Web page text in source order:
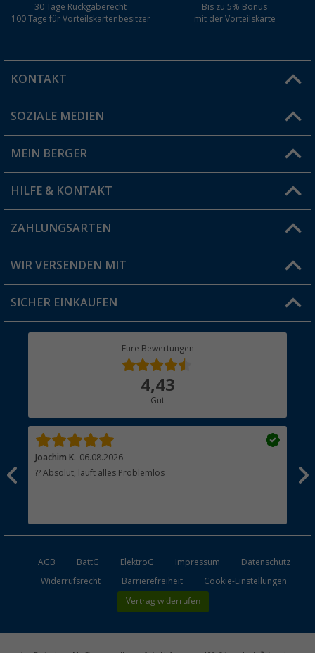
30 Tage Rückgaberecht
100 Tage für Vorteilskartenbesitzer
Bis zu 5% Bonus
mit der Vorteilskarte
KONTAKT
Du hast eine Frage?
Filiale finden
SOZIALE MEDIEN
MEIN BERGER
Vorteilskarte
Blog
Jobs & Karriere
HILFE & KONTAKT
FAQ & Kontakt
Versandinformationen
Rücksendung
ZAHLUNGSARTEN
WIR VERSENDEN MIT
SICHER EINKAUFEN
Eure Bewertungen
4,43
Gut
Joachim K. 06.08.2026
?? Absolut, läuft alles Problemlos
AGB BattG ElektroG Impressum
Datenschutz
Widerrufsrecht
Barrierefreiheit Cookie-Einstellungen
Vertrag widerrufen